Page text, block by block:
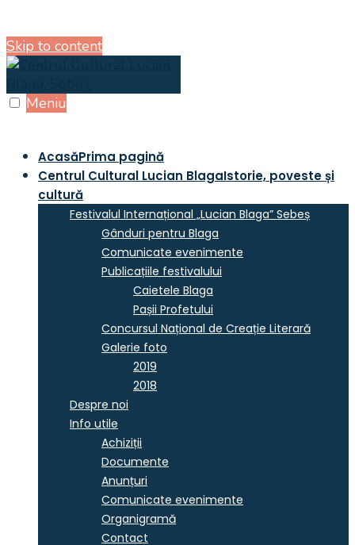
Skip to content
Meniu
AcasăPrima pagină
Centrul Cultural Lucian BlagaIstorie, poveste și
cultură
Festivalul Internațional „Lucian Blaga” Sebeș
Gânduri pentru Blaga
Comunicate evenimente
Publicațiile festivalului
Caietele Blaga
Pașii Profetului
Concursul Național de Creație Literară
Galerie foto
2019
2018
Despre noi
Info utile
Achiziții
Documente
Anunțuri
Comunicate evenimente
Organigramă
Contact